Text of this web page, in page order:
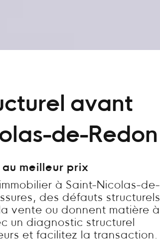
avant
de-Redon
au meilleur prix
à Saint-Nicolas-de-
des défauts structurels
vente ou donnent matière à
un diagnostic structurel
et facilitez la transaction.